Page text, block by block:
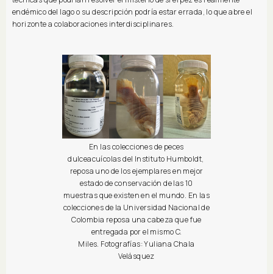
endémico del lago o su descripción podría estar errada, lo que abre el
horizonte a colaboraciones interdisciplinares.
En las colecciones de peces
dulceacuícolas del Instituto Humboldt,
reposa uno de los ejemplares en mejor
estado de conservación de las 10
muestras que existen en el mundo. En las
colecciones de la Universidad Nacional de
Colombia reposa una cabeza que fue
entregada por el mismo C.
Miles. Fotografías: Yuliana Chala
Velásquez